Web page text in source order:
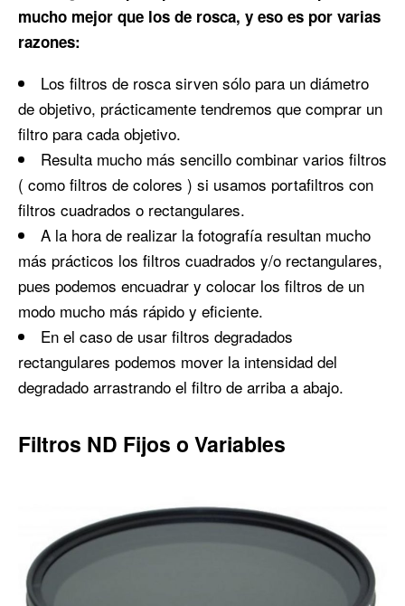
mucho mejor que los de rosca, y eso es por varias
razones:
Los filtros de rosca sirven sólo para un diámetro
de objetivo, prácticamente tendremos que comprar un
filtro para cada objetivo.
Resulta mucho más sencillo combinar varios filtros
( como filtros de colores ) si usamos portafiltros con
filtros cuadrados o rectangulares.
A la hora de realizar la fotografía resultan mucho
más prácticos los filtros cuadrados y/o rectangulares,
pues podemos encuadrar y colocar los filtros de un
modo mucho más rápido y eficiente.
En el caso de usar filtros degradados
rectangulares podemos mover la intensidad del
degradado arrastrando el filtro de arriba a abajo.
Filtros ND Fijos o Variables